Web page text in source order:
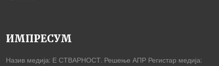
ИМПРЕСУМ
Назив медија: Е СТВАРНОСТ. Решење АПР Регистар медија: